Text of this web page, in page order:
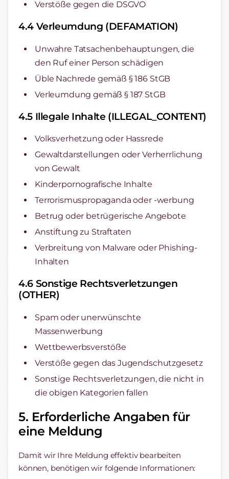
Verstöße gegen die DSGVO
4.4 Verleumdung (DEFAMATION)
Unwahre Tatsachenbehauptungen, die
den Ruf einer Person schädigen
Üble Nachrede gemäß § 186 StGB
Verleumdung gemäß § 187 StGB
4.5 Illegale Inhalte (ILLEGAL_CONTENT)
Volksverhetzung oder Hassrede
Gewaltdarstellungen oder Verherrlichung
von Gewalt
Kinderpornografische Inhalte
Terrorismuspropaganda oder -werbung
Betrug oder betrügerische Angebote
Anstiftung zu Straftaten
Verbreitung von Malware oder Phishing-
Inhalten
4.6 Sonstige Rechtsverletzungen
(OTHER)
Spam oder unerwünschte
Massenwerbung
Wettbewerbsverstöße
Verstöße gegen das Jugendschutzgesetz
Sonstige Rechtsverletzungen, die nicht in
die obigen Kategorien fallen
5. Erforderliche Angaben für
eine Meldung
Damit wir Ihre Meldung effektiv bearbeiten
können, benötigen wir folgende Informationen: